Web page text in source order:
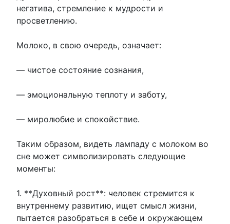
негатива, стремление к мудрости и
просветлению.
Молоко, в свою очередь, означает:
— чистое состояние сознания,
— эмоциональную теплоту и заботу,
— миролюбие и спокойствие.
Таким образом, видеть лампаду с молоком во
сне может символизировать следующие
моменты:
1. **Духовный рост**: человек стремится к
внутреннему развитию, ищет смысл жизни,
пытается разобраться в себе и окружающем